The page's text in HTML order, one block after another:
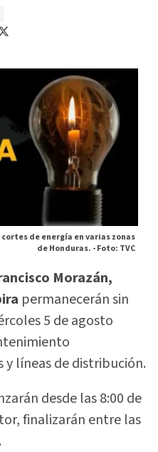
de energía en varias zonas
de Honduras. -Foto: TVC
Morazán,
permanecerán sin
5 de agosto
líneas de distribución.
desde las 8:00 de
finalizarán entre las